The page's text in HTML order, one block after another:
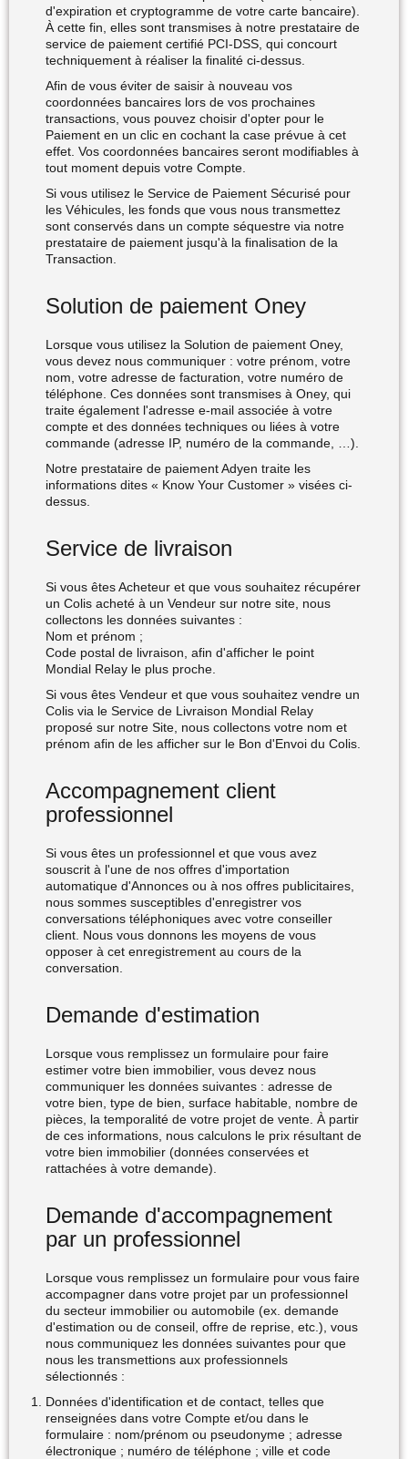
d'expiration et cryptogramme de votre carte bancaire).
À cette fin, elles sont transmises à notre prestataire de
service de paiement certifié PCI-DSS, qui concourt
techniquement à réaliser la finalité ci-dessus.
Afin de vous éviter de saisir à nouveau vos
coordonnées bancaires lors de vos prochaines
transactions, vous pouvez choisir d'opter pour le
Paiement en un clic en cochant la case prévue à cet
effet. Vos coordonnées bancaires seront modifiables à
tout moment depuis votre Compte.
Si vous utilisez le Service de Paiement Sécurisé pour
les Véhicules, les fonds que vous nous transmettez
sont conservés dans un compte séquestre via notre
prestataire de paiement jusqu'à la finalisation de la
Transaction.
Solution de paiement Oney
Lorsque vous utilisez la Solution de paiement Oney,
vous devez nous communiquer : votre prénom, votre
nom, votre adresse de facturation, votre numéro de
téléphone. Ces données sont transmises à Oney, qui
traite également l'adresse e-mail associée à votre
compte et des données techniques ou liées à votre
commande (adresse IP, numéro de la commande, …).
Notre prestataire de paiement Adyen traite les
informations dites « Know Your Customer » visées ci-
dessus.
Service de livraison
Si vous êtes Acheteur et que vous souhaitez récupérer
un Colis acheté à un Vendeur sur notre site, nous
collectons les données suivantes :
Nom et prénom ;
Code postal de livraison, afin d'afficher le point
Mondial Relay le plus proche.
Si vous êtes Vendeur et que vous souhaitez vendre un
Colis via le Service de Livraison Mondial Relay
proposé sur notre Site, nous collectons votre nom et
prénom afin de les afficher sur le Bon d'Envoi du Colis.
Accompagnement client
professionnel
Si vous êtes un professionnel et que vous avez
souscrit à l'une de nos offres d'importation
automatique d'Annonces ou à nos offres publicitaires,
nous sommes susceptibles d'enregistrer vos
conversations téléphoniques avec votre conseiller
client. Nous vous donnons les moyens de vous
opposer à cet enregistrement au cours de la
conversation.
Demande d'estimation
Lorsque vous remplissez un formulaire pour faire
estimer votre bien immobilier, vous devez nous
communiquer les données suivantes : adresse de
votre bien, type de bien, surface habitable, nombre de
pièces, la temporalité de votre projet de vente. À partir
de ces informations, nous calculons le prix résultant de
votre bien immobilier (données conservées et
rattachées à votre demande).
Demande d'accompagnement
par un professionnel
Lorsque vous remplissez un formulaire pour vous faire
accompagner dans votre projet par un professionnel
du secteur immobilier ou automobile (ex. demande
d'estimation ou de conseil, offre de reprise, etc.), vous
nous communiquez les données suivantes pour que
nous les transmettions aux professionnels
sélectionnés :
Données d'identification et de contact, telles que
renseignées dans votre Compte et/ou dans le
formulaire : nom/prénom ou pseudonyme ; adresse
électronique ; numéro de téléphone ; ville et code